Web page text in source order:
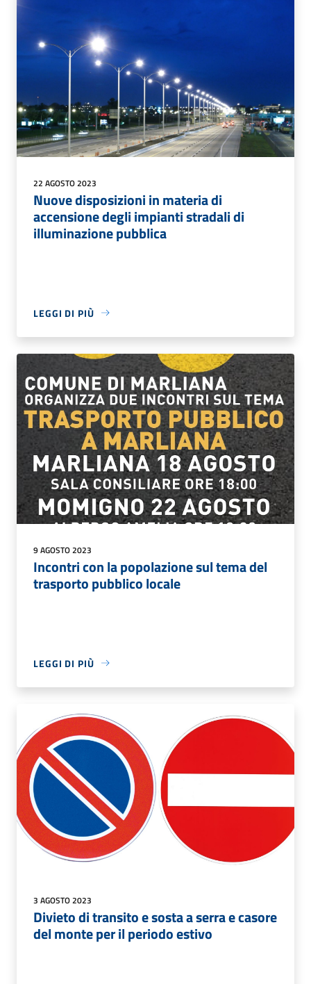
22 AGOSTO 2023
Nuove disposizioni in materia di
accensione degli impianti stradali di
illuminazione pubblica
LEGGI DI PIÙ
9 AGOSTO 2023
Incontri con la popolazione sul tema del
trasporto pubblico locale
LEGGI DI PIÙ
3 AGOSTO 2023
Divieto di transito e sosta a serra e casore
del monte per il periodo estivo